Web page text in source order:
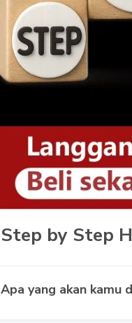
Step by Step
Apa yang akan kamu